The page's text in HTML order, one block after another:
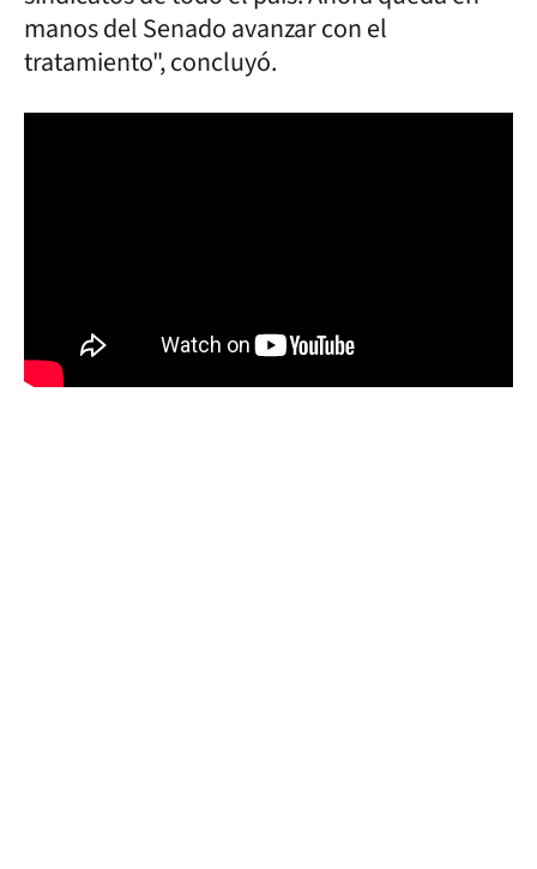
manos del Senado avanzar con el
tratamiento", concluyó.